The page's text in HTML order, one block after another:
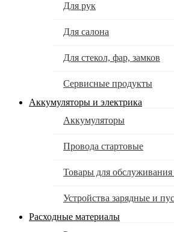
Для рук
Для салона
Для стекол, фар, замков
Сервисные продукты
Аккумуляторы и электрика
Аккумуляторы
Провода стартовые
Товары для обслуживания
Устройства зарядные и
Расходные материалы